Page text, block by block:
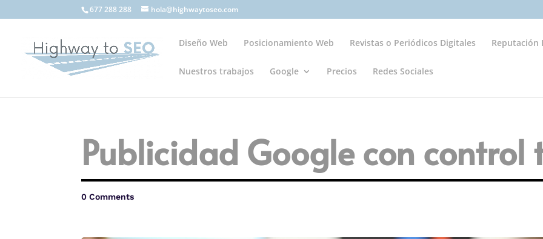
677 288 288 hola@highwaytoseo.com
Diseño Web Posicionamiento Web Revistas o Periódicos Digitales Reputación
Nuestros trabajos Google Precios Redes Sociales
Publicidad Google con control
0 Comments